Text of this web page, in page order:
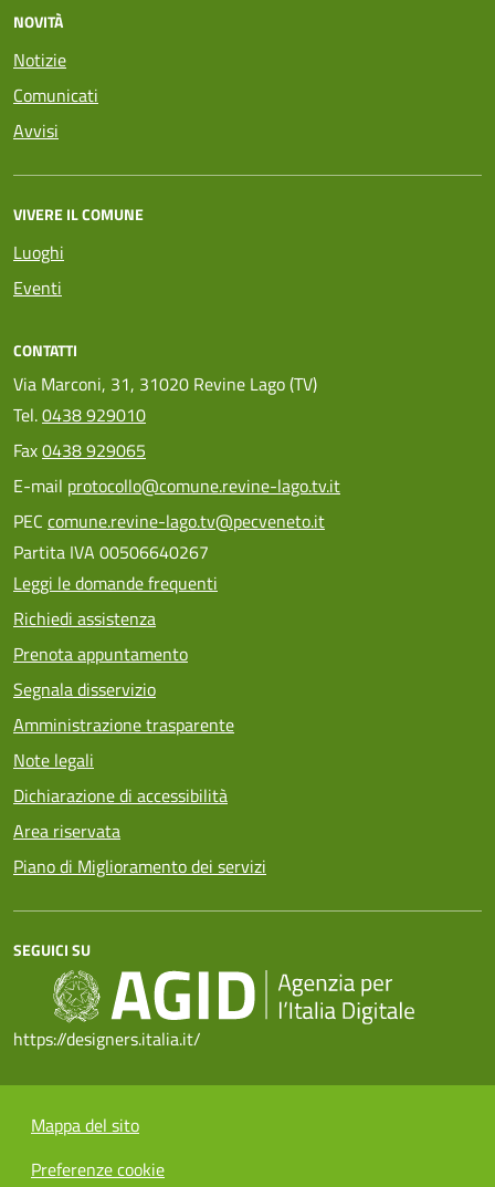
NOVITÀ
Notizie
Comunicati
Avvisi
VIVERE IL COMUNE
Luoghi
Eventi
CONTATTI
Via Marconi, 31, 31020 Revine Lago (TV)
Tel.0438 929010
Fax0438 929065
E-mail protocollo@comune.revine-lago.tv.it
PEC comune.revine-lago.tv@pecveneto.it
Partita IVA 00506640267
Leggi le domande frequenti
Richiedi assistenza
Prenota appuntamento
Segnala disservizio
Amministrazione trasparente
Note legali
Dichiarazione di accessibilità
Area riservata
Piano di Miglioramento dei servizi
SEGUICI SU
https://designers.italia.it/
Mappa del sito
Preferenze cookie